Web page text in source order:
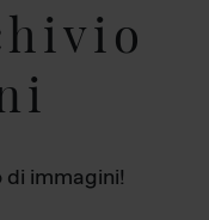
di immagini!